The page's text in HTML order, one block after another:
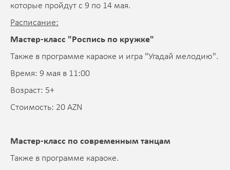
которые пройдут c 9 по 14 мая.
Расписание:
Мастер-класс "Роспись по кружке"
Также в программе караоке и игра "Угадай мелодию".
Время: 9 мая в 11:00
Возраст: 5+
Стоимость: 20 AZN
Мастер-класс по современным танцам
Также в программе караоке.